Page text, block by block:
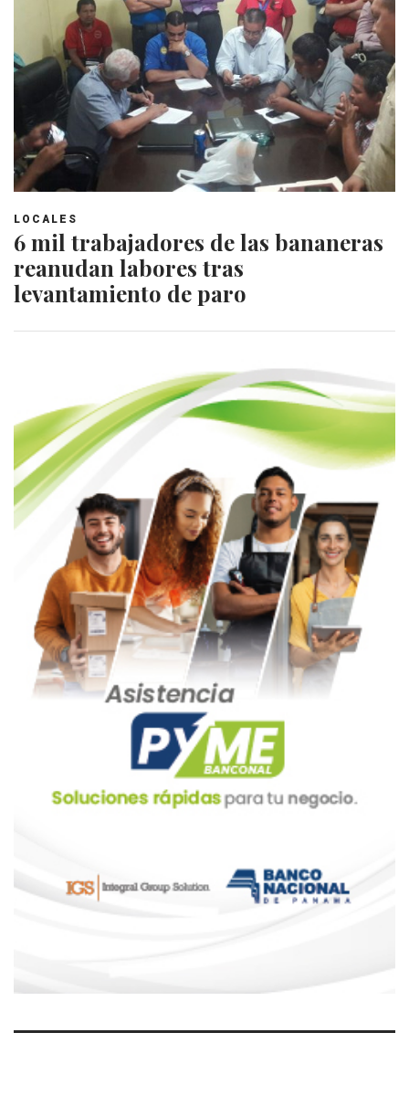
LOCALES
6 mil trabajadores de las bananeras
reanudan labores tras
levantamiento de paro